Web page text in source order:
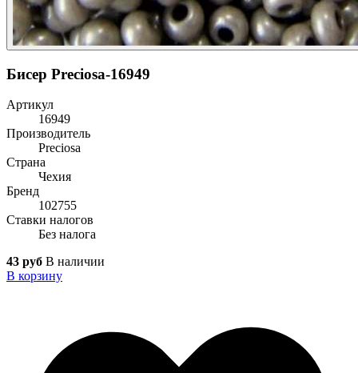
Бисер Preciosa-16949
Артикул
16949
Производитель
Preciosa
Страна
Чехия
Бренд
102755
Ставки налогов
Без налога
43 руб В наличии
В корзину